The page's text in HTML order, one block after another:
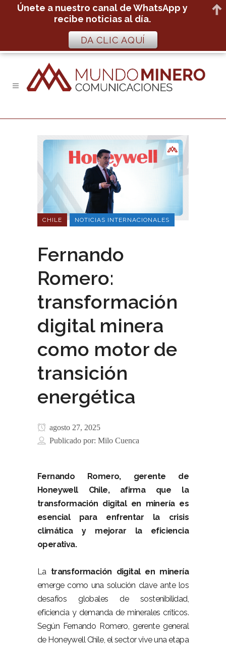
CHILE NOTICIAS INTERNACIONALES
Fernando
Romero:
transformación
digital minera
como motor de
transición
energética
agosto 27, 2025
Publicado por: Milo Cuenca
Fernando Romero, gerente de
Honeywell Chile, afirma que la
transformación digital en minería es
esencial para enfrentar la crisis
climática y mejorar la eficiencia
operativa.
La transformación digital en minería
emerge como una solución clave ante los
desafíos globales de sostenibilidad,
eficiencia y demanda de minerales críticos.
Según Fernando Romero, gerente general
de Honeywell Chile, el sector vive una etapa
Únete a nuestro canal de WhatsApp y
recibe noticias al día.
DA CLIC AQUÍ